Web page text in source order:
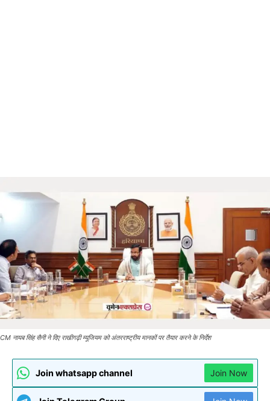
CM नायब सिंह सैनी ने दिए राखीगढ़ी म्यूजियम को अंतरराष्ट्रीय मानकों पर तैयार करने के निर्देश
Join whatsapp channel Join Now